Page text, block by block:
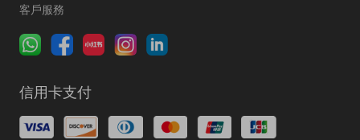
客戶服務
信用卡支付